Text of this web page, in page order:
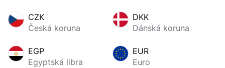
CZK
Česká koruna
DKK
Dánská koruna
EGP
Egyptská libra
EUR
Euro